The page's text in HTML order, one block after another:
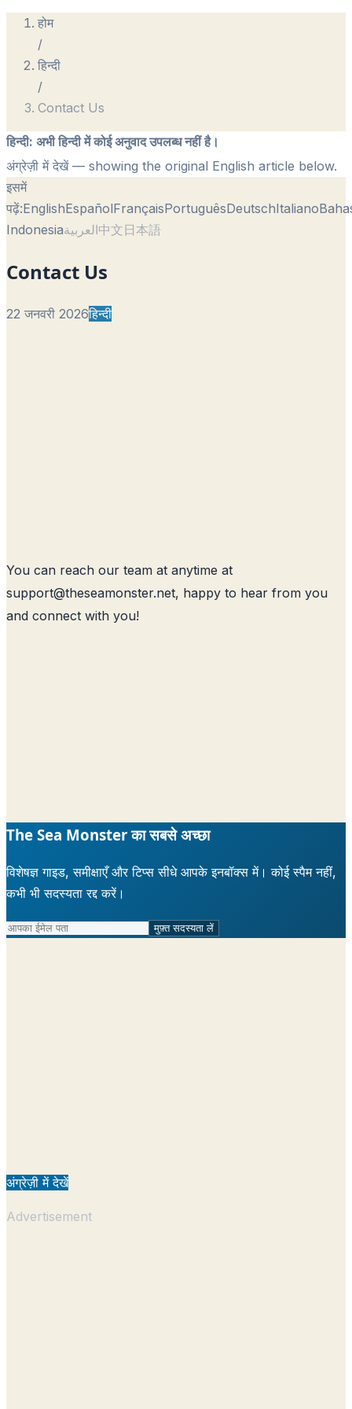
होम
/
हिन्दी
/
Contact Us
हिन्दी: अभी हिन्दी में कोई अनुवाद उपलब्ध नहीं है।
अंग्रेज़ी में देखें— showing the original English article below.
इसमें
पढ़ें:EnglishEspañolFrançaisPortuguêsDeutschItaliano
Indonesiaالعربية中文日本語
Contact Us
22 जनवरी 2026हिन्दी
You can reach our team at anytime at
support@theseamonster.net, happy to hear from you
and connect with you!
The Sea Monster का सबसे अच्छा
विशेषज्ञ गाइड, समीक्षाएँ और टिप्स सीधे आपके इनबॉक्स में। कोई स्पैम नहीं,
कभी भी सदस्यता रद्द करें।
मुफ़्त सदस्यता लें
अंग्रेज़ी में देखें
Advertisement